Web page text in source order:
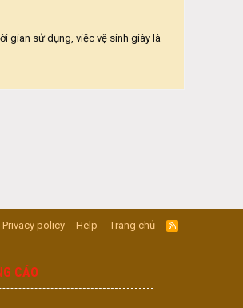
gian sử dụng, việc vệ sinh giày là
Privacy policy Help Trang chủ
R
S
CÁO